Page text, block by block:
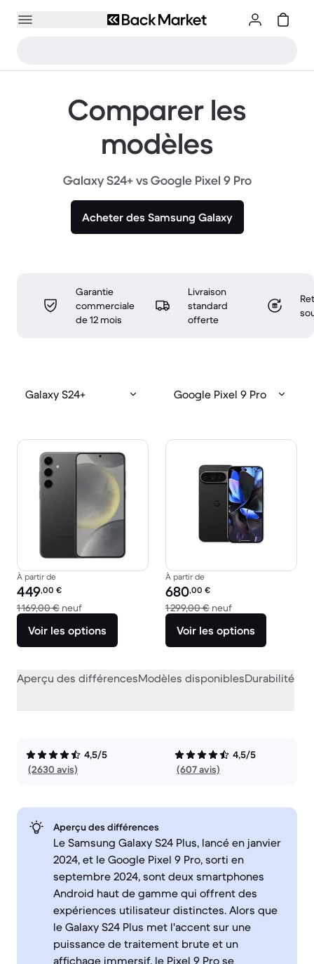
Comparer les
modèles
Galaxy S24+ vs Google Pixel 9 Pro
Acheter des Samsung Galaxy
Garantie
commerciale
de 12 mois
Livraison
standard
offerte
Galaxy S24+ Google Pixel 9 Pro
À partir de
Prix reconditionné :
449,00 €
1 169,00 € neufcontre 1 169,00 € neuf
Voir les options
À partir de
Prix reconditionné :
680,00 €
1 299,00 € neufcontre 1 299,00 €
Voir les options
Aperçu des différencesModèles disponiblesDurabilité
4,5/5
(2630 avis)
4,5/5
(607 avis)
Aperçu des différences
Le Samsung Galaxy S24 Plus, lancé en janvier
2024, et le Google Pixel 9 Pro, sorti en
septembre 2024, sont deux smartphones
Android haut de gamme qui offrent des
expériences utilisateur distinctes. Alors que
le Galaxy S24 Plus met l'accent sur une
puissance de traitement brute et un
affichage immersif, le Pixel 9 Pro se